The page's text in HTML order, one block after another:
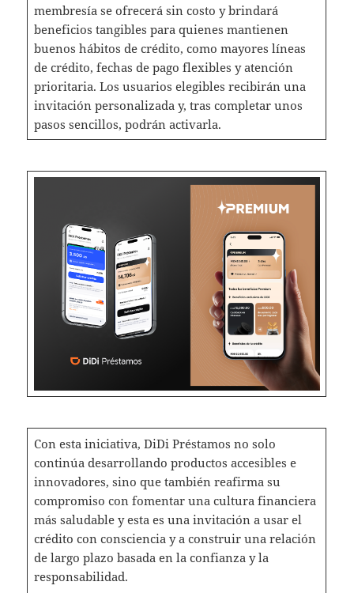
membresía se ofrecerá sin costo y brindará
beneficios tangibles para quienes mantienen
buenos hábitos de crédito, como mayores líneas
de crédito, fechas de pago flexibles y atención
prioritaria. Los usuarios elegibles recibirán una
invitación personalizada y, tras completar unos
pasos sencillos, podrán activarla.
Con esta iniciativa, DiDi Préstamos no solo
continúa desarrollando productos accesibles e
innovadores, sino que también reafirma su
compromiso con fomentar una cultura financiera
más saludable y esta es una invitación a usar el
crédito con consciencia y a construir una relación
de largo plazo basada en la confianza y la
responsabilidad.